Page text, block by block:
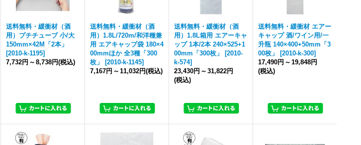
送料無料・緩衝材（酒
用）プチチューブ 小/大
150mm×42M「2本」
[2010-k-1195]
7,732円 ～ 8,738円(税込)
送料無料・緩衝材（酒
用）1.8L/720m/和洋種兼
用 エアキャップ袋 180×4
00mmほか 全3種「300
枚」
[2010-k-1145]
7,167円 ～ 11,032円(税込)
送料無料・緩衝材（酒
用）1.8L箱用 エアーキャ
ップ 1本/2本 240×525+1
00mm「300枚」
[2010-
k-574]
23,430円 ～ 31,822円
(税込)
送料無料・緩衝材 エアー
キャップ 酒/ワイン用/一
升瓶 140×400+50mm「3
00枚」
[2010-k-300]
17,490円 ～ 19,848円
(税込)